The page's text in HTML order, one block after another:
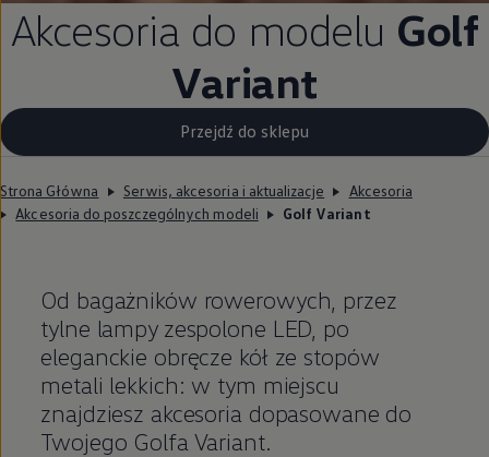
Akcesoria do modelu Golf
Variant
Przejdź do sklepu
Strona Główna Serwis, akcesoria i aktualizacje
Akcesoria
Akcesoria do poszczególnych modeli
Golf Variant
Od bagażników rowerowych, przez
tylne lampy zespolone LED, po
eleganckie obręcze kół ze stopów
metali lekkich: w tym miejscu
znajdziesz akcesoria dopasowane do
Twojego Golfa Variant.